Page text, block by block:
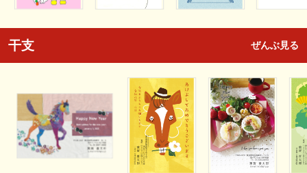
干支 ぜんぶ見る